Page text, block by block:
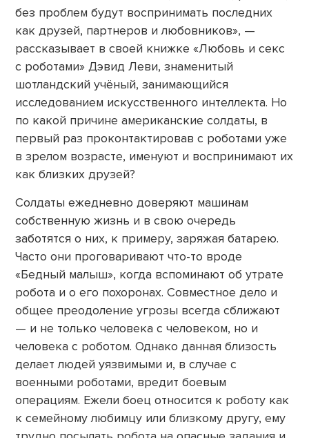
без проблем будут воспринимать последних
как друзей, партнеров и любовников», —
рассказывает в своей книжке «Любовь и секс
с роботами» Дэвид Леви, знаменитый
шотландский учёный, занимающийся
исследованием искусственного интеллекта. Но
по какой причине американские солдаты, в
первый раз проконтактировав с роботами уже
в зрелом возрасте, именуют и воспринимают их
как близких друзей?
Солдаты ежедневно доверяют машинам
собственную жизнь и в свою очередь
заботятся о них, к примеру, заряжая батарею.
Часто они проговаривают что-то вроде
«Бедный малыш», когда вспоминают об утрате
робота и о его похоронах. Совместное дело и
общее преодоление угрозы всегда сближают
— и не только человека с человеком, но и
человека с роботом. Однако данная близость
делает людей уязвимыми и, в случае с
военными роботами, вредит боевым
операциям. Ежели боец относится к роботу как
к семейному любимцу или близкому другу, ему